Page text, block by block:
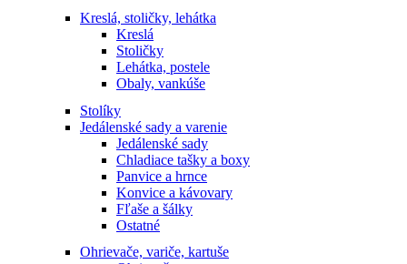
Kreslá, stoličky, lehátka
Kreslá
Stoličky
Lehátka, postele
Obaly, vankúše
Stolíky
Jedálenské sady a varenie
Jedálenské sady
Chladiace tašky a boxy
Panvice a hrnce
Konvice a kávovary
Fľaše a šálky
Ostatné
Ohrievače, variče, kartuše